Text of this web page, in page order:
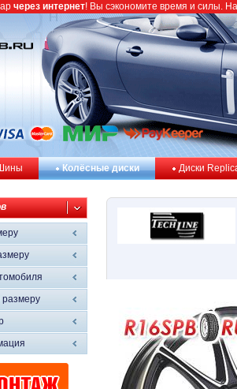
Колёсные диски Диски
через интернет! Вы сэкономите время и силы.